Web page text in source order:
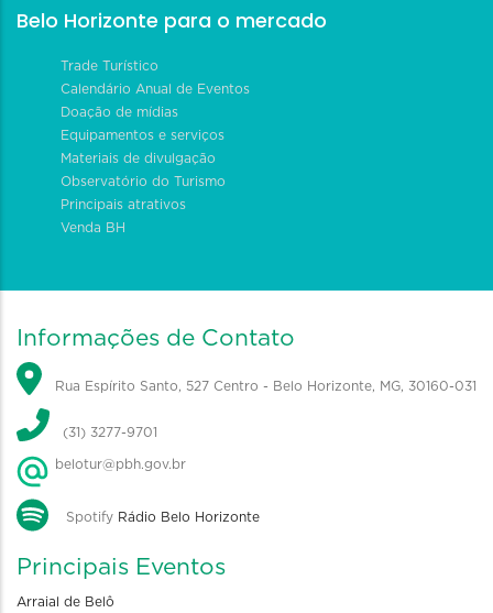
Belo Horizonte para o mercado
Trade Turístico
Calendário Anual de Eventos
Doação de mídias
Equipamentos e serviços
Materiais de divulgação
Observatório do Turismo
Principais atrativos
Venda BH
Informações de Contato
Rua Espírito Santo, 527 Centro - Belo Horizonte, MG, 30160-031
(31) 3277-9701
belotur@pbh.gov.br
Spotify Rádio Belo Horizonte
Principais Eventos
Arraial de Belô